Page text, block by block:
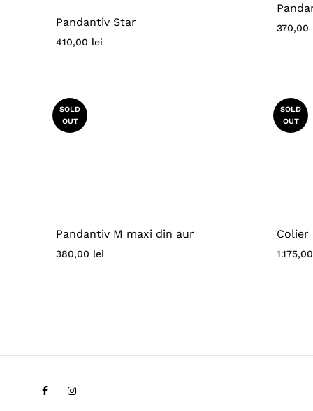
Pandantiv Star
410,00 lei
370,00
SOLD
OUT
Pandantiv M maxi din aur
380,00 lei
SOLD
OUT
Colier
FacebookInstagram